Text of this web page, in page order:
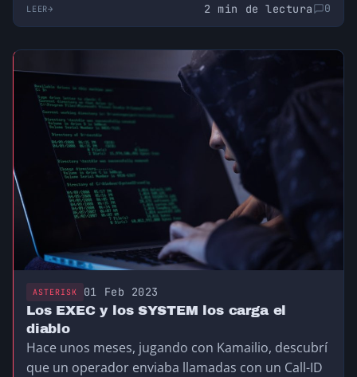
LEER 2 min de lectura 0
ASTERISK 01 Feb 2023
Los EXEC y los SYSTEM los carga el
diablo
Hace unos meses, jugando con Kamailio, descubrí
que un operador enviaba llamadas con un Call-ID